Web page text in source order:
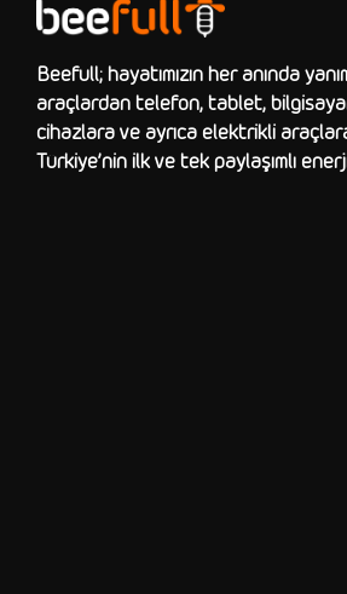
Beefull; hayatımızın her anında
araçlardan telefon, tablet, bilgisayar,
cihazlara ve ayrıca elektrikli
Türkiye’nin ilk ve tek paylaşımlı